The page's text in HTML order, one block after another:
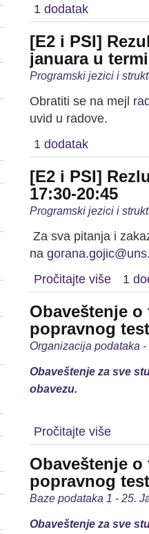
1 dodatak
[E2 i PSI]
januara u
Programski jezici i
Obratiti se na mejl
uvid u radove.
1 dodatak
[E2 i PSI]
17:30-20:45
Programski jezici i
Za sva pitanja i
na
Pročitajte više
1
Obaveštenje
popravnog
Organizacija podataka
Obaveštenje za sve
obavezu.
Pročitajte više
Obaveštenje
popravnog
Baze podataka 1 - 25.
Obaveštenje za sve